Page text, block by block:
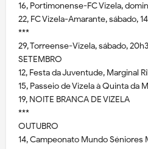
16, Portimonense-FC Vizela,
22, FC Vizela-Amarante, sábado,
***
29, Torreense-Vizela, sábado,
SETEMBRO
12, Festa da Juventude, Marginal
15, Passeio de Vizela à Quinta da
19, NOITE BRANCA DE VIZELA
***
OUTUBRO
14, Campeonato Mundo Séniores